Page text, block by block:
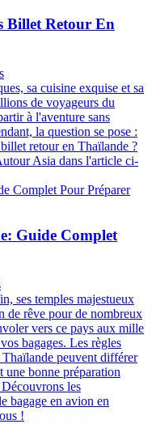
Billet Retour En
sa cuisine exquise et sa
de voyageurs du
à l'aventure sans
la question se pose :
retour en Thaïlande ?
Asia dans l'article ci-
Guide Complet
ses temples majestueux
de rêve pour de nombreux
vers ce pays aux mille
bagages. Les règles
peuvent différer
une bonne préparation
les
bagage en avion en
!